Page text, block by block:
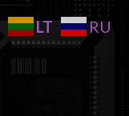
LT RU